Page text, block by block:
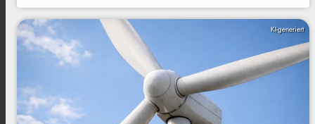
KI-generiert